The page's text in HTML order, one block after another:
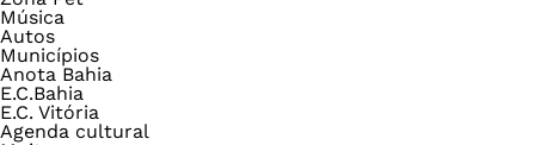
Música
Autos
Municípios
Anota Bahia
E.C.Bahia
E.C. Vitória
Agenda cultural